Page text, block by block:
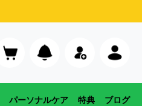
パーソナルケア 特典 ブログ